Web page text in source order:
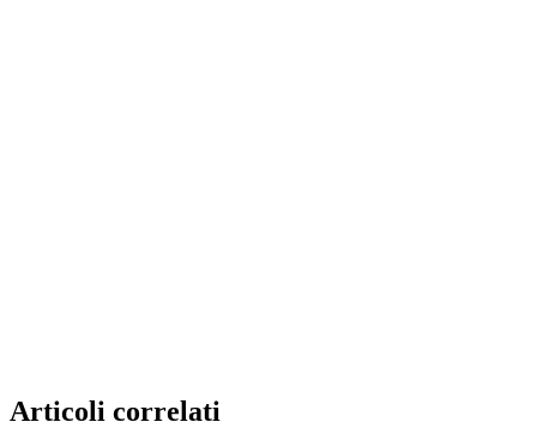
Articoli correlati